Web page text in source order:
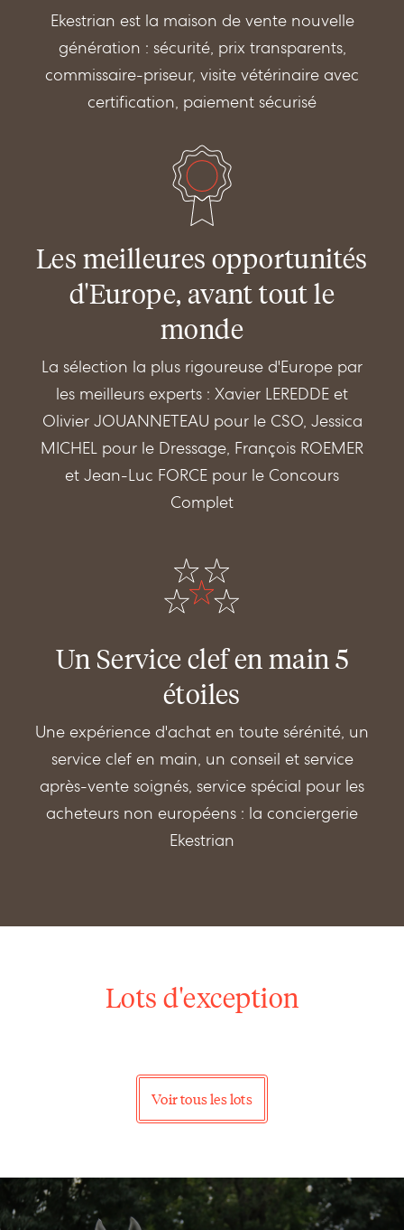
Ekestrian est la maison de vente nouvelle
génération : sécurité, prix transparents,
commissaire-priseur, visite vétérinaire avec
certification, paiement sécurisé
Les meilleures opportunités
d'Europe, avant tout le
monde
La sélection la plus rigoureuse d'Europe par
les meilleurs experts : Xavier LEREDDE et
Olivier JOUANNETEAU pour le CSO, Jessica
MICHEL pour le Dressage, François ROEMER
et Jean-Luc FORCE pour le Concours
Complet
Un Service clef en main 5
étoiles
Une expérience d'achat en toute sérénité, un
service clef en main, un conseil et service
après-vente soignés, service spécial pour les
acheteurs non européens : la conciergerie
Ekestrian
Lots d'exception
Voir tous les lots